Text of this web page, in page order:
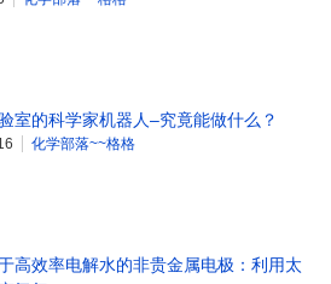
室的科学家机器人–究竟能做什么？
化学部落~~格格
高效率电解水的非贵金属电极：利用太